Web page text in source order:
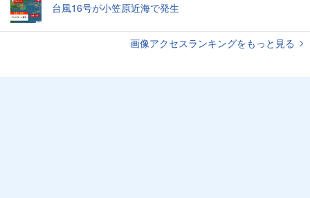
台風16号が小笠原近海で発生
画像アクセスランキングをもっと見る